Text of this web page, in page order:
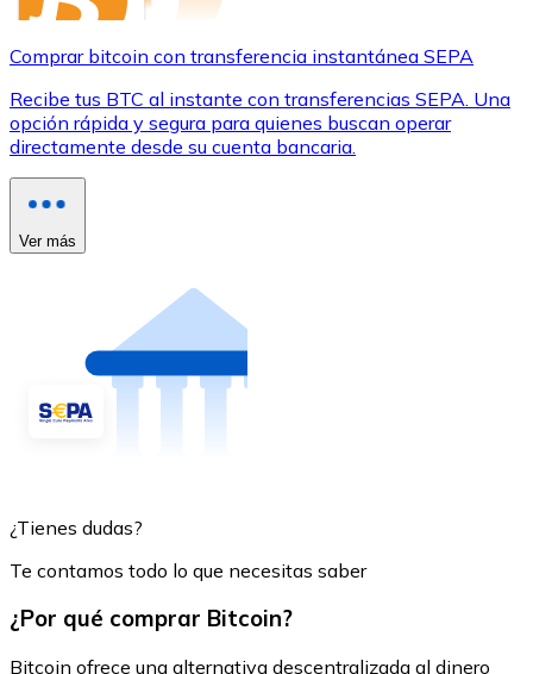
Comprar bitcoin con transferencia instantánea SEPA
Recibe tus BTC al instante con transferencias SEPA. Una
opción rápida y segura para quienes buscan operar
directamente desde su cuenta bancaria.
Ver más
¿Tienes dudas?
Te contamos todo lo que necesitas saber
¿Por qué comprar Bitcoin?
Bitcoin ofrece una alternativa descentralizada al dinero